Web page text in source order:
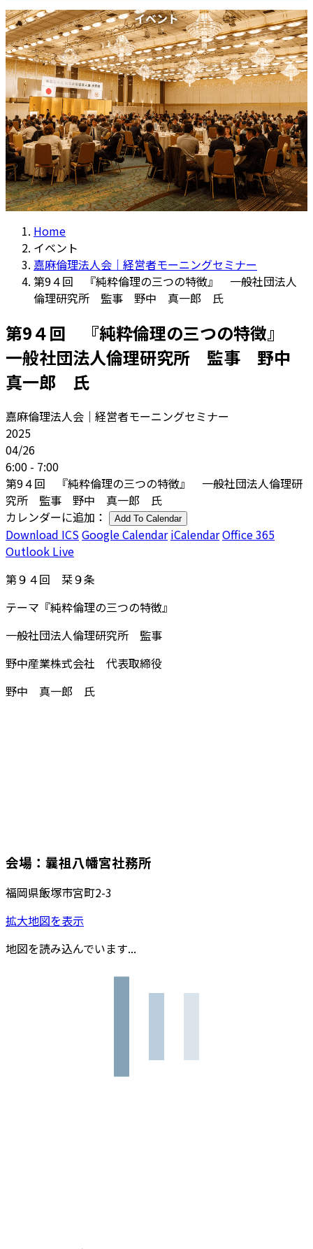
イベント
Home
イベント
嘉麻倫理法人会｜経営者モーニングセミナー
第9４回 『純粋倫理の三つの特徴』 一般社団法人
倫理研究所 監事 野中 真一郎 氏
第9４回 『純粋倫理の三つの特徴』
一般社団法人倫理研究所 監事 野中
真一郎 氏
嘉麻倫理法人会｜経営者モーニングセミナー
2025
04/26
6:00 - 7:00
第9４回 『純粋倫理の三つの特徴』 一般社団法人倫理研
究所 監事 野中 真一郎 氏
カレンダーに追加：
Add To Calendar
Download ICSGoogle Calendar iCalendarOffice 365
Outlook Live
第９４回 栞９条
テーマ『純粋倫理の三つの特徴』
一般社団法人倫理研究所 監事
野中産業株式会社 代表取締役
野中 真一郎 氏
会場：曩祖八幡宮社務所
福岡県飯塚市宮町2-3
拡大地図を表示
地図を読み込んでいます...